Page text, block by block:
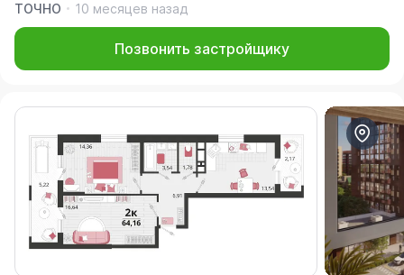
ТОЧНО
10 месяцев назад
Позвонить застройщику